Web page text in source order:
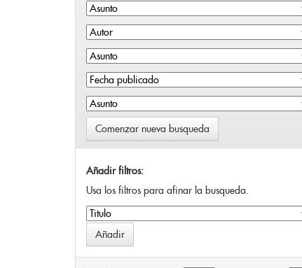
Comenzar nueva busqueda
Añadir filtros:
Usa los filtros para afinar la busqueda.